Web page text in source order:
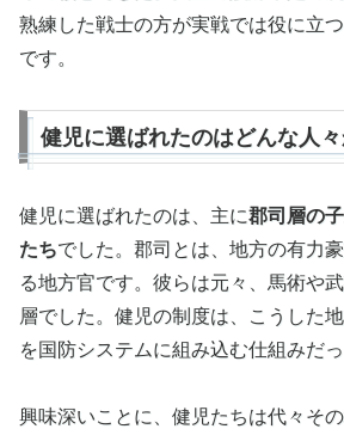
熟練した戦士の方が実戦では役に立
です。
健児に選ばれたのはどんな人
健児に選ばれたのは、主に郡司層の
たちでした。郡司とは、地方の有力
る地方官です。彼らは元々、馬術や
層でした。健児の制度は、こうした
を国防システムに組み込む仕組みだっ
興味深いことに、健児たちは代々そ